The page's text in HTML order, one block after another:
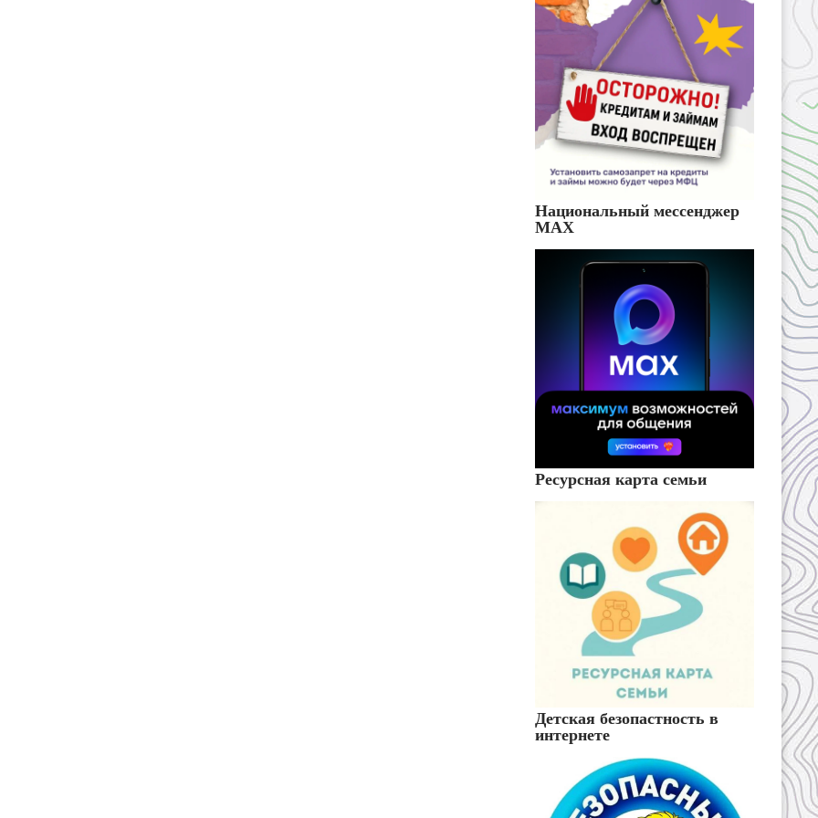
Национальный мессенджер
MAX
Ресурсная карта семьи
Детская безопастность в
интернете